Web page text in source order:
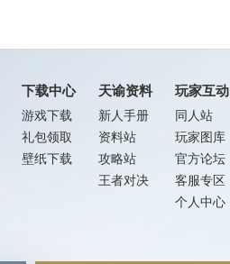
下载中心
游戏下载
礼包领取
壁纸下载
天谕资料
新人手册
资料站
攻略站
王者对决
玩家互动
同人站
玩家图库
官方论坛
客服专区
个人中心